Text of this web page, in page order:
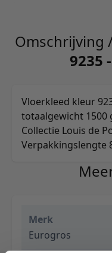
Omschrijving
9235
Vloerkleed kleur
totaalgewicht 1500
Collectie Louis de
Verpakkingslengte
Merk
Eurogros